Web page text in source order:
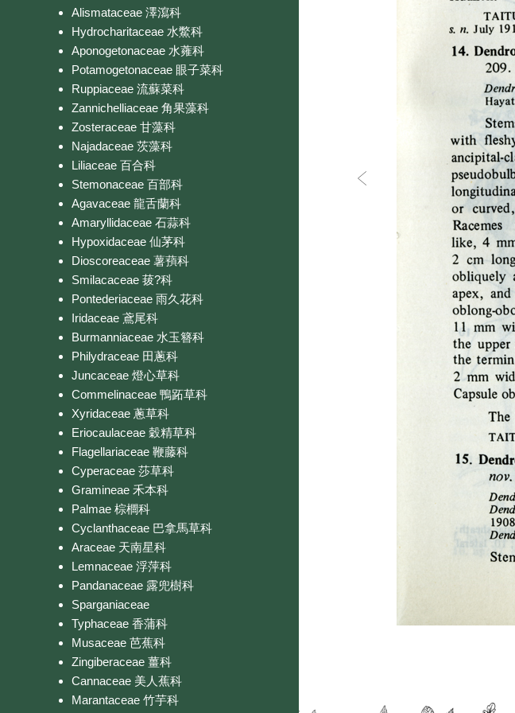
Alismataceae 澤瀉科
Hydrocharitaceae 水鱉科
Aponogetonaceae 水蕹科
Potamogetonaceae 眼子菜科
Ruppiaceae 流蘇菜科
Zannichelliaceae 角果藻科
Zosteraceae 甘藻科
Najadaceae 茨藻科
Liliaceae 百合科
Stemonaceae 百部科
Agavaceae 龍舌蘭科
Amaryllidaceae 石蒜科
Hypoxidaceae 仙茅科
Dioscoreaceae 薯蕷科
Smilacaceae 菝?科
Pontederiaceae 雨久花科
Iridaceae 鳶尾科
Burmanniaceae 水玉簪科
Philydraceae 田蔥科
Juncaceae 燈心草科
Commelinaceae 鴨跖草科
Xyridaceae 蔥草科
Eriocaulaceae 穀精草科
Flagellariaceae 鞭藤科
Cyperaceae 莎草科
Gramineae 禾本科
Palmae 棕櫚科
Cyclanthaceae 巴拿馬草科
Araceae 天南星科
Lemnaceae 浮萍科
Pandanaceae 露兜樹科
Sparganiaceae
Typhaceae 香蒲科
Musaceae 芭蕉科
Zingiberaceae 薑科
Cannaceae 美人蕉科
Marantaceae 竹芋科